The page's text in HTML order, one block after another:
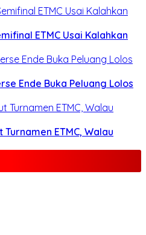
ETMC Usai Kalahkan
Ende Buka Peluang Lolos
ETMC, Walau